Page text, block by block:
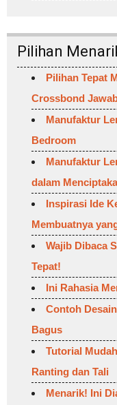
Pilihan
Pilihan Tepat
Crossbond
Manufaktur
Bedroom
Manufaktur
dalam
Inspirasi Ide
Membuatnya
Wajib Dibaca
Tepat!
Ini Rahasia
Contoh
Bagus
Tutorial
Ranting dan Tali
Menarik! Ini